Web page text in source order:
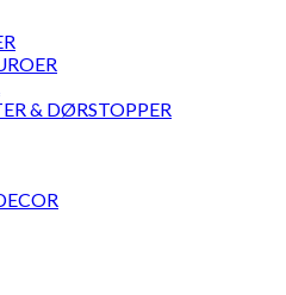
& DØRSTOPPER